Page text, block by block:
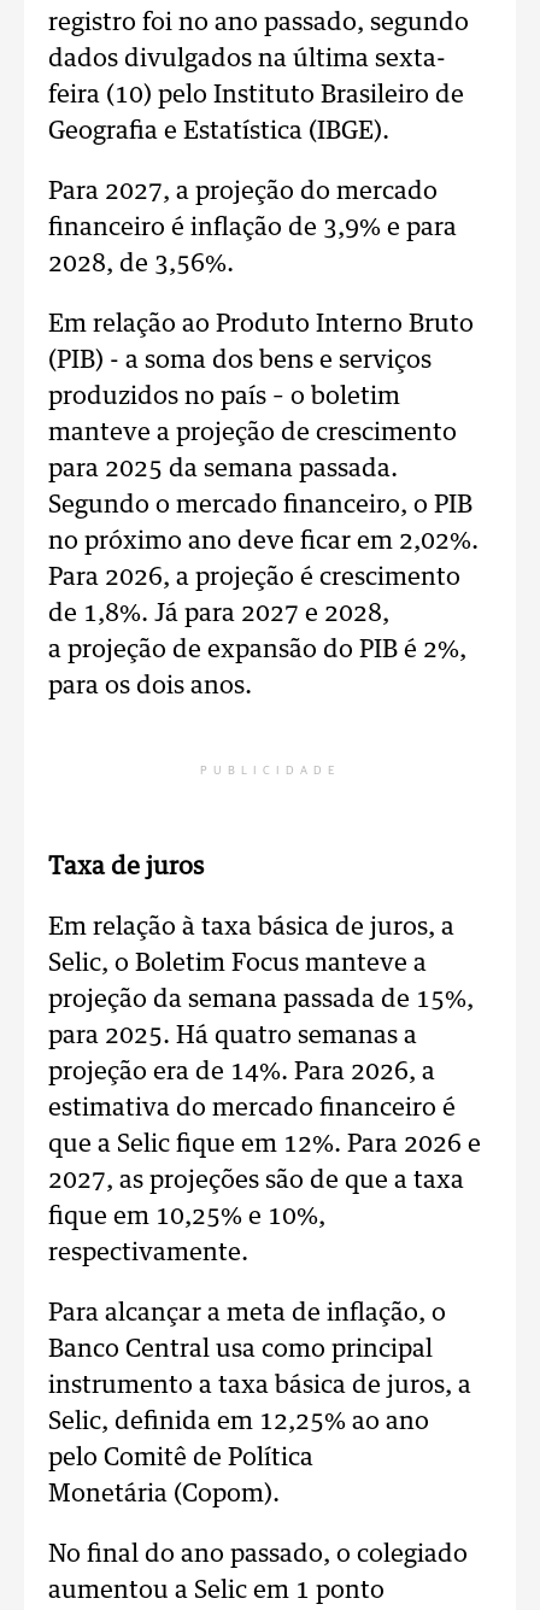
registro foi no ano passado, segundo
dados divulgados na última sexta-
feira (10) pelo Instituto Brasileiro de
Geografia e Estatística (IBGE).
Para 2027, a projeção do mercado
financeiro é inflação de 3,9% e para
2028, de 3,56%.
Em relação ao Produto Interno Bruto
(PIB) - a soma dos bens e serviços
produzidos no país – o boletim
manteve a projeção de crescimento
para 2025 da semana passada.
Segundo o mercado financeiro, o PIB
no próximo ano deve ficar em 2,02%.
Para 2026, a projeção é crescimento
de 1,8%. Já para 2027 e 2028,
a projeção de expansão do PIB é 2%,
para os dois anos.
PUBLICIDADE
Taxa de juros
Em relação à taxa básica de juros, a
Selic, o Boletim Focus manteve a
projeção da semana passada de 15%,
para 2025. Há quatro semanas a
projeção era de 14%. Para 2026, a
estimativa do mercado financeiro é
que a Selic fique em 12%. Para 2026 e
2027, as projeções são de que a taxa
fique em 10,25% e 10%,
respectivamente.
Para alcançar a meta de inflação, o
Banco Central usa como principal
instrumento a taxa básica de juros, a
Selic, definida em 12,25% ao ano
pelo Comitê de Política
Monetária (Copom).
No final do ano passado, o colegiado
aumentou a Selic em 1 ponto